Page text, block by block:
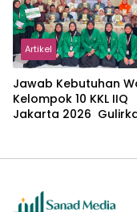
Artikel
Jawab Kebutuhan
Kelompok 10 KKL IIQ
Jakarta 2026